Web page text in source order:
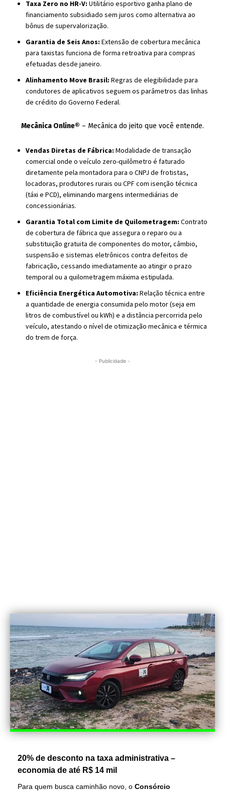
Taxa Zero no HR-V: Utilitário esportivo ganha plano de
financiamento subsidiado sem juros como alternativa ao
bônus de supervalorização.
Garantia de Seis Anos: Extensão de cobertura mecânica
para taxistas funciona de forma retroativa para compras
efetuadas desde janeiro.
Alinhamento Move Brasil: Regras de elegibilidade para
condutores de aplicativos seguem os parâmetros das linhas
de crédito do Governo Federal.
Mecânica Online® – Mecânica do jeito que você entende.
Vendas Diretas de Fábrica: Modalidade de transação
comercial onde o veículo zero-quilômetro é faturado
diretamente pela montadora para o CNPJ de frotistas,
locadoras, produtores rurais ou CPF com isenção técnica
(táxi e PCD), eliminando margens intermediárias de
concessionárias.
Garantia Total com Limite de Quilometragem: Contrato
de cobertura de fábrica que assegura o reparo ou a
substituição gratuita de componentes do motor, câmbio,
suspensão e sistemas eletrônicos contra defeitos de
fabricação, cessando imediatamente ao atingir o prazo
temporal ou a quilometragem máxima estipulada.
Eficiência Energética Automotiva: Relação técnica entre
a quantidade de energia consumida pelo motor (seja em
litros de combustível ou kWh) e a distância percorrida pelo
veículo, atestando o nível de otimização mecânica e térmica
do trem de força.
- Publicidade -
20% de desconto na taxa administrativa –
economia de até R$ 14 mil
Para quem busca caminhão novo, o Consórcio